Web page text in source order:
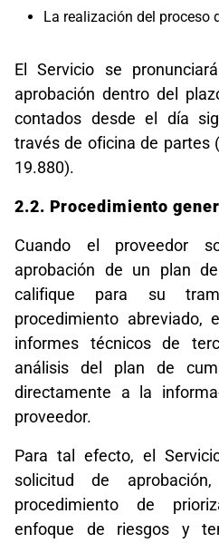
La realización del proceso
El Servicio se
aprobación dentro del
contados desde el día
través de oficina de partes
19.880).
2.2. Procedimiento
Cuando el proveedor
aprobación de un plan
califique para su
procedimiento abreviado,
informes técnicos de
análisis del plan de
directamente a la
proveedor.
Para tal efecto, el
solicitud de
procedimiento de
enfoque de riesgos y